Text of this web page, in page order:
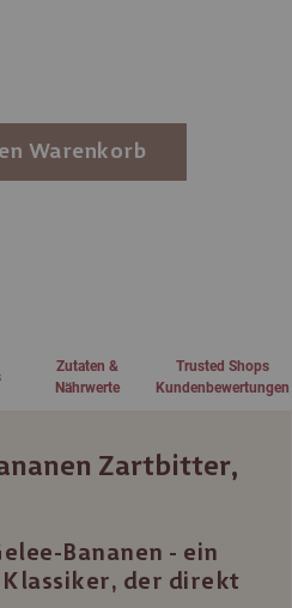
Warenkorb
Zartbitter,
Bananen - ein
der direkt
Zutaten &
Nährwerte
Trusted Shops
Kundenbewertungen